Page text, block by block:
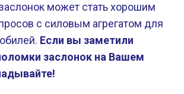
может стать хорошим
с силовым агрегатом для
Если вы заметили
заслонок на Вашем